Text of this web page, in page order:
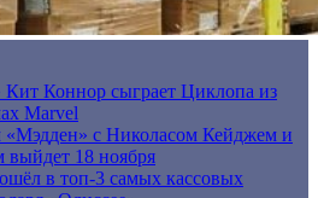
Кит Коннор сыграет Циклопа из
Marvel
с Николасом Кейджем и
18 ноября
в топ-3 самых кассовых